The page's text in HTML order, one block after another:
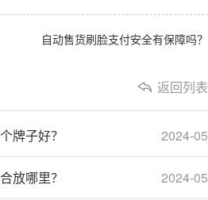
自动售货刷脸支付安全有保障吗？
返回列表
2024-05
牌子好？
2024-05
放哪里？